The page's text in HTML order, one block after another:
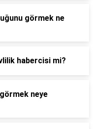
görmek ne
habercisi mi?
neye